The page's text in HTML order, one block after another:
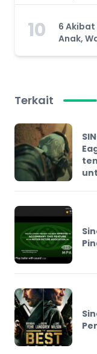
10
6
Anak,
Terkait